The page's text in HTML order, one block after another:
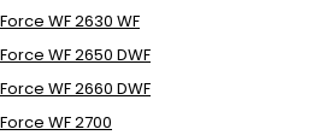
WF 2630 WF
WF 2650 DWF
WF 2660 DWF
WF 2700